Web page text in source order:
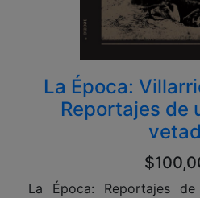
La Época:
Reportajes de
La Época: Reportajes